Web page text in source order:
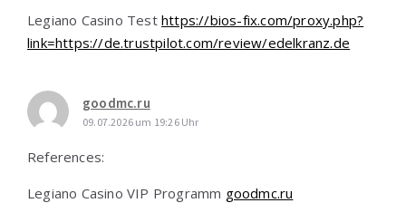
Legiano Casino Test https://bios-fix.com/proxy.php?
link=https://de.trustpilot.com/review/edelkranz.de
goodmc.ru
09.07.2026 um 19:26 Uhr
References:
Legiano Casino VIP Programm goodmc.ru